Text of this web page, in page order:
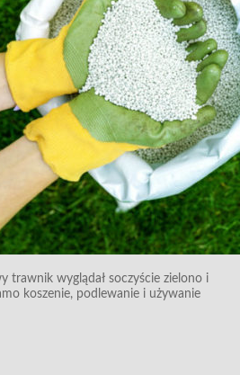
trawnik wyglądał soczyście zielono i
koszenie, podlewanie i używanie